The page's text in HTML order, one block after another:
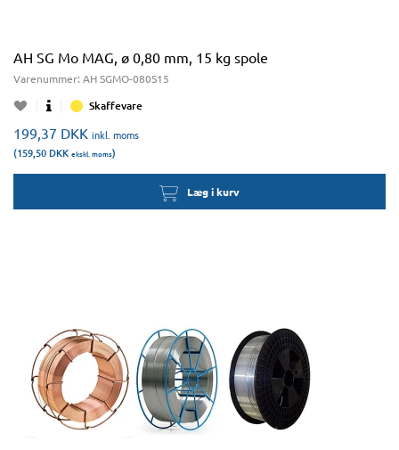
AH SG Mo MAG, ø 0,80 mm, 15 kg spole
Varenummer: AH SGMO-080S15
Skaffevare
199,37 DKK inkl. moms
(159,50 DKK ekskl. moms)
Læg i kurv